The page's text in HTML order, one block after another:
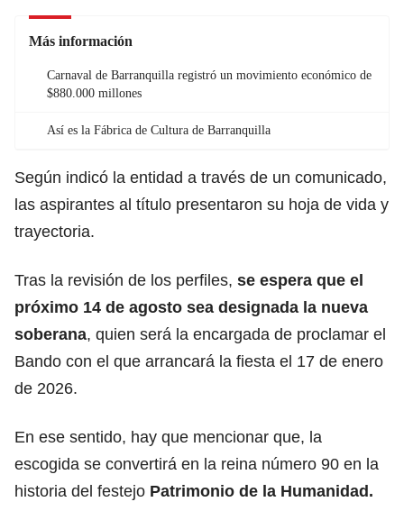
Más información
Carnaval de Barranquilla registró un movimiento económico de
$880.000 millones
Así es la Fábrica de Cultura de Barranquilla
Según indicó la entidad a través de un comunicado,
las aspirantes al título presentaron su hoja de vida y
trayectoria.
Tras la revisión de los perfiles, se espera que el
próximo 14 de agosto sea designada la nueva
soberana, quien será la encargada de proclamar el
Bando con el que arrancará la fiesta el 17 de enero
de 2026.
En ese sentido, hay que mencionar que, la
escogida se convertirá en la reina número 90 en la
historia del festejo Patrimonio de la Humanidad.